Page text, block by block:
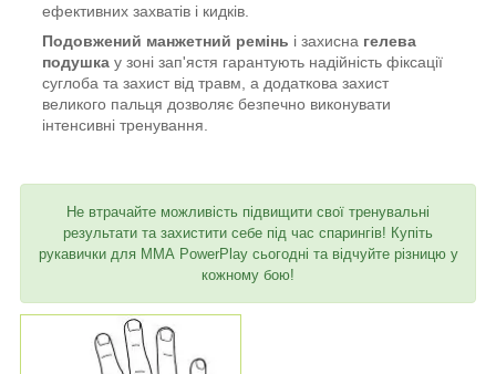
ефективних захватів і кидків.
Подовжений манжетний ремінь і захисна гелева
подушка у зоні зап'ястя гарантують надійність фіксації
суглоба та захист від травм, а додаткова захист
великого пальця дозволяє безпечно виконувати
інтенсивні тренування.
Не втрачайте можливість підвищити свої тренувальні
результати та захистити себе під час спарингів! Купіть
рукавички для ММА PowerPlay сьогодні та відчуйте різницю у
кожному бою!